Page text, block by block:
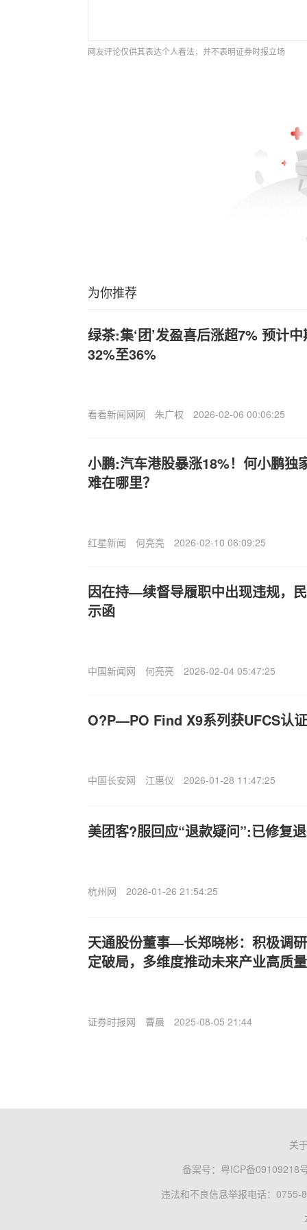
网友评论仅供其表达个人看法，并不表明证券时报立场
为你推荐
绿茶:集‘团’发盈喜后涨超7% 预计
32%至36%
看看新闻网网 朱广权 2026-02-06 00:06:25
小鹏:汽车港股暴涨18%！何小鹏独
难在哪里？
红星新闻 何亮亮 2026-02-10 06:09:25
因在持—续督导履职中出现违规，
示函
中国新闻网 何亮亮 2026-02-04 05:47:25
O?P—PO Find X9系列获UFCS认
中国长安网 江惠仪 2026-01-28 11:47:25
美团客?服回应“退款疑问”:已修复
杭州网 2026-01-26 21:54:25
天通股份董事—长郑晓彬：积极调
定破局，多维度推动未来产业高质
证券时报网 曹晨 2025-08-05 21:44
关
备案号： 粤ICP备09109218
违法和不良信息举报电话：0755-